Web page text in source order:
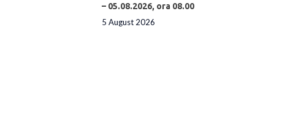
– 05.08.2026, ora 08.00
5 August 2026